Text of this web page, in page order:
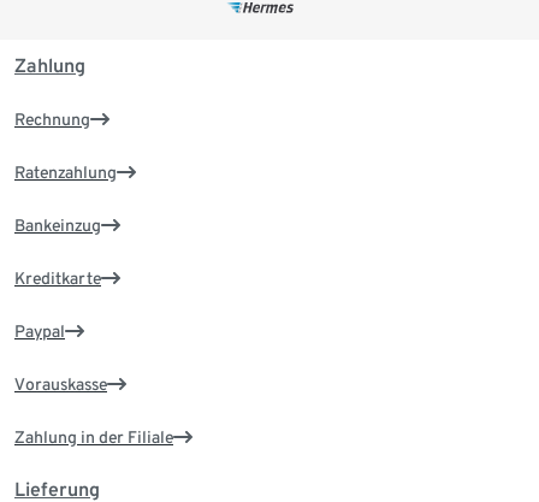
Zahlung
Rechnung
Ratenzahlung
Bankeinzug
Kreditkarte
Paypal
Vorauskasse
Zahlung in der Filiale
Lieferung